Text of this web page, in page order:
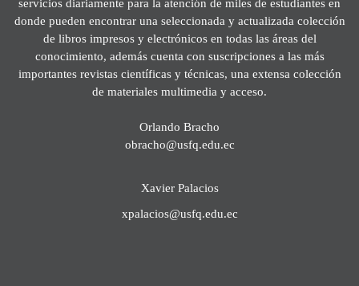
donde pueden encontrar una seleccionada y actualizada colección
de libros impresos y electrónicos en todas las áreas del
conocimiento, además cuenta con suscripciones a las más
importantes revistas científicas y técnicas, una extensa colección
de materiales multimedia y acceso.
Orlando Bracho
obracho@usfq.edu.ec
Xavier Palacios
xpalacios@usfq.edu.ec